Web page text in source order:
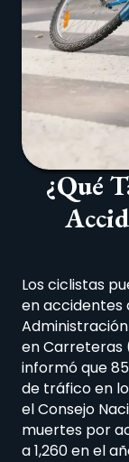
¿Qué
Los ciclistas
en accidentes
en Carreteras
informó que
de tráfico en
el Consejo
muertes por
a 1,260 en el